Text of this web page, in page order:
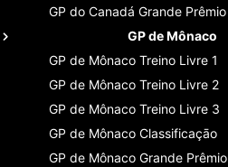
GP do Canadá Grande Prêmio
GP de Mônaco
GP de Mônaco Treino Livre 1
GP de Mônaco Treino Livre 2
GP de Mônaco Treino Livre 3
GP de Mônaco Classificaçāo
GP de Mônaco Grande Prêmio